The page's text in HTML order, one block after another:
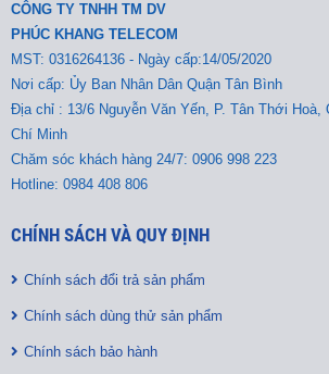
CÔNG TY TNHH TM DV
PHÚC KHANG TELECOM
MST: 0316264136 - Ngày cấp:14/05/2020
Nơi cấp: Ủy Ban Nhân Dân Quận Tân Bình
Địa chỉ : 13/6 Nguyễn Văn Yến, P. Tân Thới Hoà,
Chí Minh
Chăm sóc khách hàng 24/7: 0906 998 223
Hotline: 0984 408 806
CHÍNH SÁCH VÀ QUY ĐỊNH
Chính sách đổi trả sản phẩm
Chính sách dùng thử sản phẩm
Chính sách bảo hành